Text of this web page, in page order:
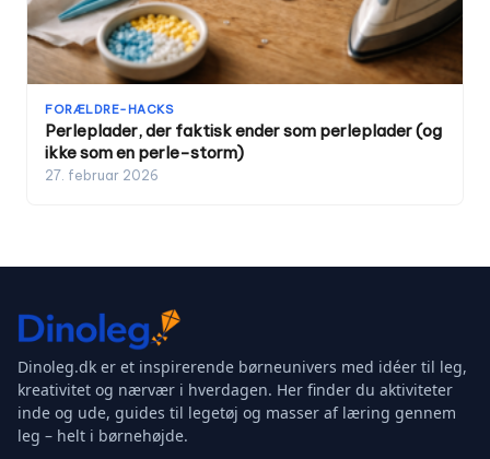
FORÆLDRE-HACKS
Perleplader, der faktisk ender som perleplader (og
ikke som en perle-storm)
27. februar 2026
Dinoleg.dk er et inspirerende børneunivers med idéer til leg,
kreativitet og nærvær i hverdagen. Her finder du aktiviteter
inde og ude, guides til legetøj og masser af læring gennem
leg – helt i børnehøjde.